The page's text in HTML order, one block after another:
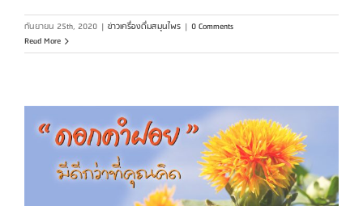
กันยายน 25th, 2020 | ข่าวเครื่องดื่มสมุนไพร | 0 Comments
Read More